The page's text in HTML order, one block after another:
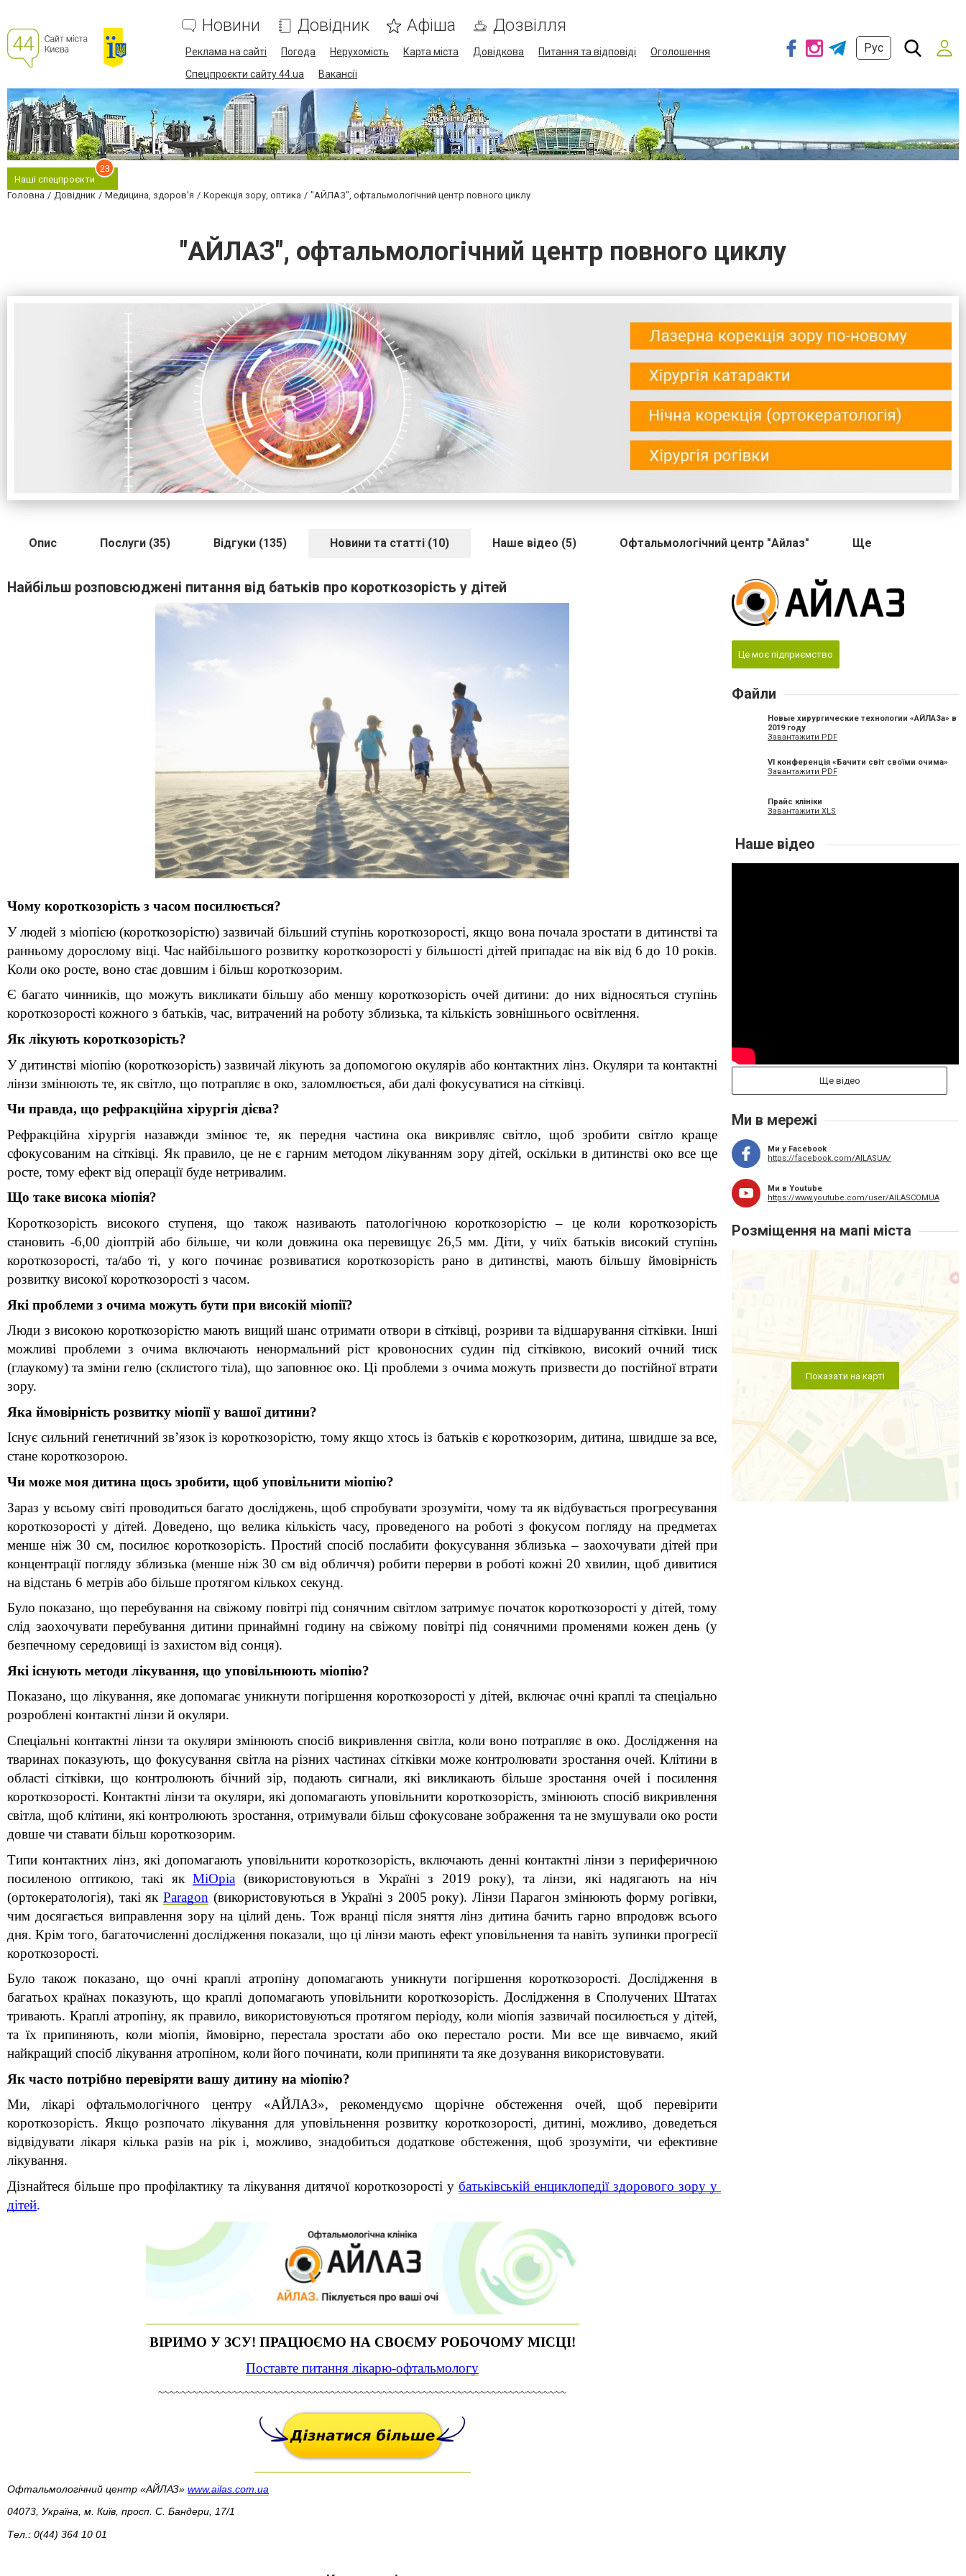
Новини Довідник Афіша Дозвілля
Реклама на сайті Погода Нерухомість Карта міста Довідкова Питання та відповіді
Оголошення
Спецпроєкти сайту 44.ua
Вакансії
Рус
Наші спецпроєкти
23
Головна Довідник Медицина, здоров'я Корекція зору, оптика "АЙЛАЗ", офтальмологічний центр повного циклу
"АЙЛАЗ", офтальмологічний центр повного циклу
Опис Послуги (35) Відгуки (135) Новини та статті (10) Наше відео (5) Офтальмологічний центр "Айлаз" Ще
Найбільш розповсюджені питання від батьків про короткозорість у дітей
Чому короткозорість з часом посилюється?
У людей з міопією (короткозорістю) зазвичай більший ступінь короткозорості, якщо вона почала зростати в дитинстві та
ранньому дорослому віці. Час найбільшого розвитку короткозорості у більшості дітей припадає на вік від 6 до 10 років.
Коли око росте, воно стає довшим і більш короткозорим.
Є багато чинників, що можуть викликати більшу або меншу короткозорість очей дитини: до них відносяться ступінь
короткозорості кожного з батьків, час, витрачений на роботу зблизька, та кількість зовнішнього освітлення.
Як лікують короткозорість?
У дитинстві міопію (короткозорість) зазвичай лікують за допомогою окулярів або контактних лінз. Окуляри та контактні
лінзи змінюють те, як світло, що потрапляє в око, заломлюється, аби далі фокусуватися на сітківці.
Чи правда, що рефракційна хірургія дієва?
Рефракційна хірургія назавжди змінює те, як передня частина ока викривляє світло, щоб зробити світло краще
сфокусованим на сітківці. Як правило, це не є гарним методом лікуванням зору дітей, оскільки в дитинстві око все ще
росте, тому ефект від операції буде нетривалим.
Що таке висока міопія?
Короткозорість високого ступеня, що також називають патологічною короткозорістю – це коли короткозорість
становить -6,00 діоптрій або більше, чи коли довжина ока перевищує 26,5 мм. Діти, у чиїх батьків високий ступінь
короткозорості, та/або ті, у кого починає розвиватися короткозорість рано в дитинстві, мають більшу ймовірність
розвитку високої короткозорості з часом.
Які проблеми з очима можуть бути при високій міопії?
Люди з високою короткозорістю мають вищий шанс отримати отвори в сітківці, розриви та відшарування сітківки. Інші
можливі проблеми з очима включають ненормальний ріст кровоносних судин під сітківкою, високий очний тиск
(глаукому) та зміни гелю (склистого тіла), що заповнює око. Ці проблеми з очима можуть призвести до постійної втрати
зору.
Яка ймовірність розвитку міопії у вашої дитини?
Існує сильний генетичний зв’язок із короткозорістю, тому якщо хтось із батьків є короткозорим, дитина, швидше за все,
стане короткозорою.
Чи може моя дитина щось зробити, щоб уповільнити міопію?
Зараз у всьому світі проводиться багато досліджень, щоб спробувати зрозуміти, чому та як відбувається прогресування
короткозорості у дітей. Доведено, що велика кількість часу, проведеного на роботі з фокусом погляду на предметах
менше ніж 30 см, посилює короткозорість. Простий спосіб послабити фокусування зблизька – заохочувати дітей при
концентрації погляду зблизька (менше ніж 30 см від обличчя) робити перерви в роботі кожні 20 хвилин, щоб дивитися
на відстань 6 метрів або більше протягом кількох секунд.
Було показано, що перебування на свіжому повітрі під сонячним світлом затримує початок короткозорості у дітей, тому
слід заохочувати перебування дитини принаймні годину на свіжому повітрі під сонячними променями кожен день (у
безпечному середовищі із захистом від сонця).
Які існують методи лікування, що уповільнюють міопію?
Показано, що лікування, яке допомагає уникнути погіршення короткозорості у дітей, включає очні краплі та спеціально
розроблені контактні лінзи й окуляри.
Спеціальні контактні лінзи та окуляри змінюють спосіб викривлення світла, коли воно потрапляє в око. Дослідження на
тваринах показують, що фокусування світла на різних частинах сітківки може контролювати зростання очей. Клітини в
області сітківки, що контролюють бічний зір, подають сигнали, які викликають більше зростання очей і посилення
короткозорості. Контактні лінзи та окуляри, які допомагають уповільнити короткозорість, змінюють спосіб викривлення
світла, щоб клітини, які контролюють зростання, отримували більш сфокусоване зображення та не змушували око рости
довше чи ставати більш короткозорим.
Типи контактних лінз, які допомагають уповільнити короткозорість, включають денні контактні лінзи з периферичною
посиленою оптикою, такі як MiOpia (використовуються в Україні з 2019 року), та лінзи, які надягають на ніч
(ортокератологія), такі як Paragon (використовуються в Україні з 2005 року). Лінзи Парагон змінюють форму рогівки,
чим досягається виправлення зору на цілий день. Тож вранці після зняття лінз дитина бачить гарно впродовж всього
дня. Крім того, багаточисленні дослідження показали, що ці лінзи мають ефект уповільнення та навіть зупинки прогресії
короткозорості.
Було також показано, що очні краплі атропіну допомагають уникнути погіршення короткозорості. Дослідження в
багатьох країнах показують, що краплі допомагають уповільнити короткозорість. Дослідження в Сполучених Штатах
тривають. Краплі атропіну, як правило, використовуються протягом періоду, коли міопія зазвичай посилюється у дітей,
та їх припиняють, коли міопія, ймовірно, перестала зростати або око перестало рости. Ми все ще вивчаємо, який
найкращий спосіб лікування атропіном, коли його починати, коли припиняти та яке дозування використовувати.
Як часто потрібно перевіряти вашу дитину на міопію?
Ми, лікарі офтальмологічного центру «АЙЛАЗ», рекомендуємо щорічне обстеження очей, щоб перевірити
короткозорість. Якщо розпочато лікування для уповільнення розвитку короткозорості, дитині, можливо, доведеться
відвідувати лікаря кілька разів на рік і, можливо, знадобиться додаткове обстеження, щоб зрозуміти, чи ефективне
лікування.
Дізнайтеся більше про профілактику та лікування дитячої короткозорості у батьківській енциклопедії здорового зору у
дітей.
ВІРИМО У ЗСУ! ПРАЦЮЄМО НА СВОЄМУ РОБОЧОМУ МІСЦІ!
Поставте питання лікарю-офтальмологу
~~~~~~~~~~~~~~~~~~~~~~~~~~~~~~~~~~~~~~~~~~~~~~~~~~~~~~~~~~~~~~~~~~~~~~~
Офтальмологічний центр «АЙЛАЗ» www.ailas.com.ua
04073, Україна, м. Київ, просп. С. Бандери, 17/1
Тел.: 0(44) 364 10 01
Це моє підприємство
Файли
Новые хирургические технологии «АЙЛАЗа» в
2019 году
Завантажити PDF
VI конференція «Бачити світ своїми очима»
Завантажити PDF
Прайс клініки
Завантажити XLS
Наше відео
Ще відео
Ми в мережі
Ми у Facebook
https://facebook.com/AILASUA/
Ми в Youtube
https://www.youtube.com/user/AILASCOMUA
Розміщення на мапі міста
Показати на карті